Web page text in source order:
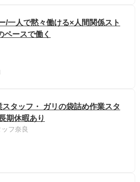
/一人で黙々働ける×人間関係スト
ペースで働く
タッフ・ ガリの袋詰め作業スタ
期休暇あり
フ奈良